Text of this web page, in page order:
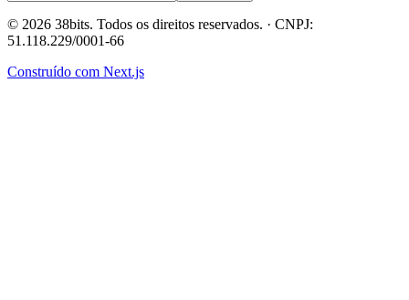
© 2026 38bits. Todos os direitos reservados. · CNPJ:
51.118.229/0001-66
Construído com Next.js